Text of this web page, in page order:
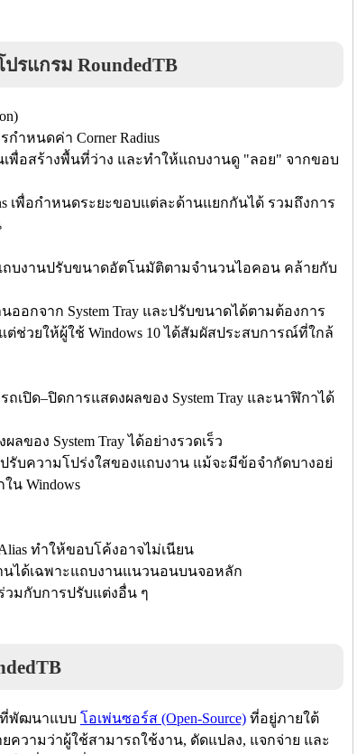
รแกรม RoundedTB
ำหนดค่า Corner Radius
เพื่อสร้างพื้นที่ว่าง และทำให้แถบงานดู "ลอย" จากขอบ
เพื่อกำหนดระยะขอบแต่ละด้านแยกกันได้ รวมถึงการ
แถบงานปรับขนาดอัตโนมัติตามจำนวนไอคอน คล้ายกับ
นออกจาก System Tray และปรับขนาดได้ตามต้องการ
ต่ช่วยให้ผู้ใช้ Windows 10 ได้สัมผัสประสบการณ์ที่ใกล้
ถเปิด–ปิดการแสดงผลของ System Tray และนาฬิกาได้
ของ System Tray ได้อย่างรวดเร็ว
ปรับความโปร่งใสของแถบงาน แม้จะมีข้อจำกัดบางอย่
น Windows
ทำให้ขอบโค้งอาจไม่เนียน
านได้เฉพาะแถบงานแนวนอนบนจอหลัก
วมกับการปรับแต่งอื่น ๆ
ที่พัฒนาแบบ โอเพ่นซอร์ส (Open-Source) ที่อยู่ภายใต้
ยความว่าผู้ใช้สามารถใช้งาน, ดัดแปลง, แจกจ่าย และ